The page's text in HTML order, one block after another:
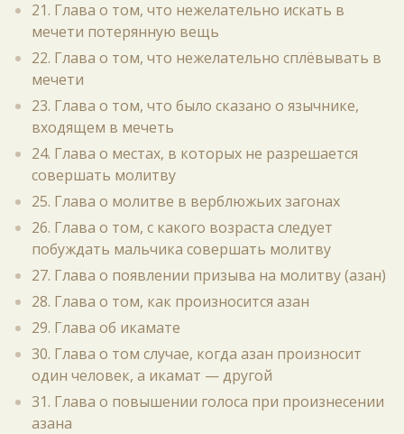
21. Глава о том, что нежелательно искать в
мечети потерянную вещь
22. Глава о том, что нежелательно сплёвывать в
мечети
23. Глава о том, что было сказано о язычнике,
входящем в мечеть
24. Глава о местах, в которых не разрешается
совершать молитву
25. Глава о молитве в верблюжьих загонах
26. Глава о том, с какого возраста следует
побуждать мальчика совершать молитву
27. Глава о появлении призыва на молитву (азан)
28. Глава о том, как произносится азан
29. Глава об икамате
30. Глава о том случае, когда азан произносит
один человек, а икамат — другой
31. Глава о повышении голоса при произнесении
азана